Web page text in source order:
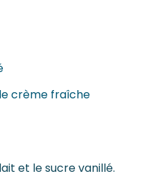
crème fraîche
et le sucre vanillé.